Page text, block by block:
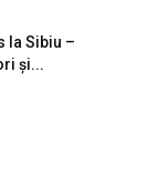
la Sibiu –
și...